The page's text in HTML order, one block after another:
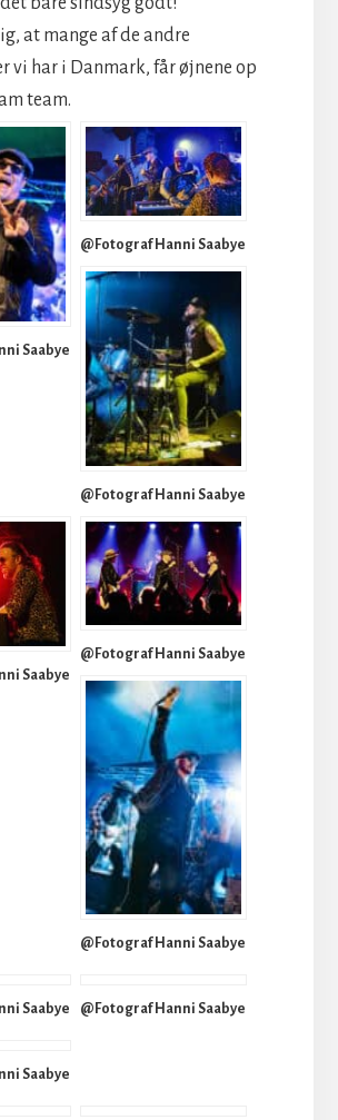
at mange af de andre
vi har i Danmark, får øjnene op
team.
Saabye
@Fotograf Hanni Saabye
@Fotograf Hanni Saabye
Saabye
@Fotograf Hanni Saabye
@Fotograf Hanni Saabye
Saabye @Fotograf Hanni Saabye
Saabye